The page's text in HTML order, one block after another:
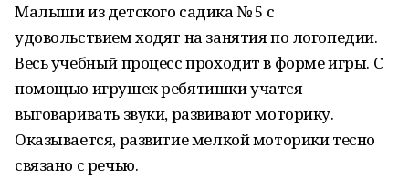
Малыши из детского садика № 5 с
удовольствием ходят на занятия по логопедии.
Весь учебный процесс проходит в форме игры. С
помощью игрушек ребятишки учатся
выговаривать звуки, развивают моторику.
Оказывается, развитие мелкой моторики тесно
связано с речью.